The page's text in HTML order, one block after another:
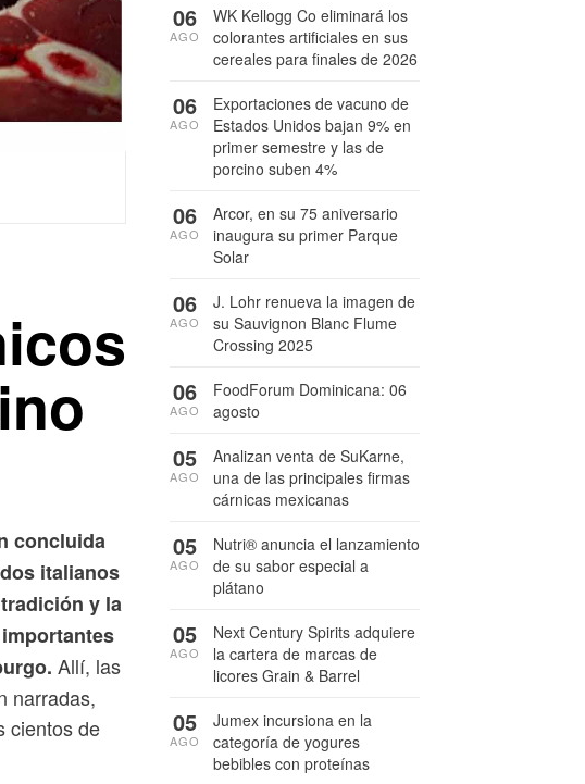
concluida
italianos
y la
Allí, las
narradas,
cientos de
WK Kellogg Co eliminará los
colorantes artificiales en sus
cereales para finales de 2026
06
AGO
Exportaciones de vacuno de
Estados Unidos bajan 9% en
primer semestre y las de
porcino suben 4%
06
AGO
Arcor, en su 75 aniversario
inaugura su primer Parque
Solar
06
AGO
J. Lohr renueva la imagen de
su Sauvignon Blanc Flume
Crossing 2025
06
AGO
FoodForum Dominicana: 06
agosto
06
AGO
Analizan venta de SuKarne,
una de las principales firmas
cárnicas mexicanas
05
AGO
Nutri® anuncia el lanzamiento
de su sabor especial a
plátano
05
AGO
Next Century Spirits adquiere
la cartera de marcas de
licores Grain & Barrel
05
AGO
Jumex incursiona en la
categoría de yogures
bebibles con proteínas
05
AGO